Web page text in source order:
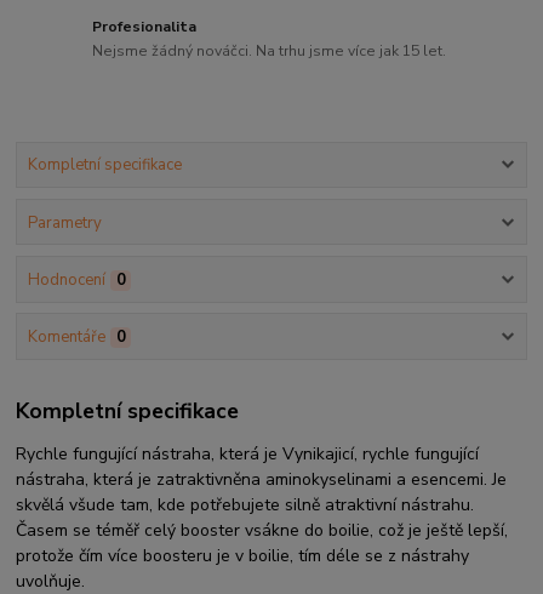
Profesionalita
Nejsme žádný nováčci. Na trhu jsme více jak 15 let.
Kompletní specifikace
Parametry
Hodnocení 0
Komentáře 0
Kompletní specifikace
Rychle fungující nástraha, která je Vynikajicí, rychle fungující
nástraha, která je zatraktivněna aminokyselinami a esencemi. Je
skvělá všude tam, kde potřebujete silně atraktivní nástrahu.
Časem se téměř celý booster vsákne do boilie, což je ještě lepší,
protože čím více boosteru je v boilie, tím déle se z nástrahy
uvolňuje.